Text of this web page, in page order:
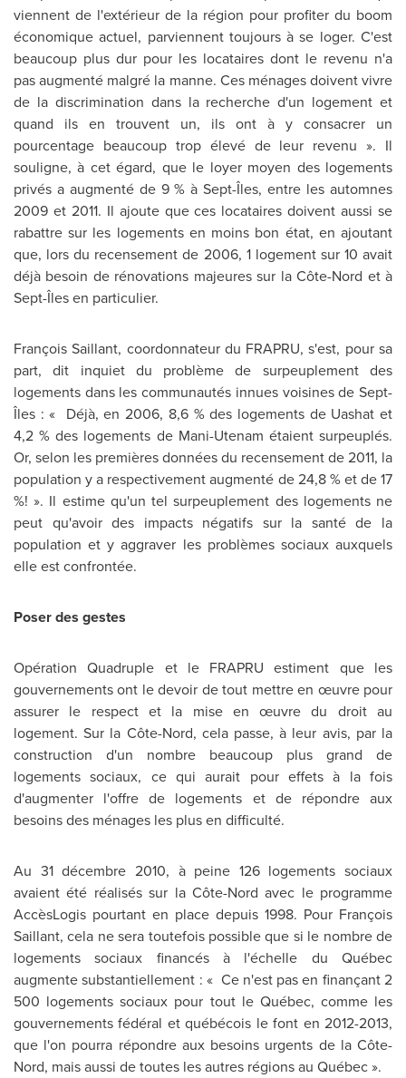
viennent de l'extérieur de la région pour profiter du boom
économique actuel, parviennent toujours à se loger. C'est
beaucoup plus dur pour les locataires dont le revenu n'a
pas augmenté malgré la manne. Ces ménages doivent vivre
de la discrimination dans la recherche d'un logement et
quand ils en trouvent un, ils ont à y consacrer un
pourcentage beaucoup trop élevé de leur revenu ». Il
souligne, à cet égard, que le loyer moyen des logements
privés a augmenté de 9 % à Sept-Îles, entre les automnes
2009 et2011. Il ajoute que ces locataires doivent aussi se
rabattre sur les logements en moins bon état, en ajoutant
que, lors du recensement de 2006, 1 logement sur 10 avait
déjà besoin de rénovations majeures sur la Côte-Nord et à
Sept-Îles en particulier.
François Saillant, coordonnateur du FRAPRU, s'est, pour sa
part, dit inquiet du problème de surpeuplement des
logements dans les communautés innues voisines de Sept-
Îles : « Déjà, en 2006, 8,6 % des logements de Uashat et
4,2 % des logements de Mani-Utenam étaient surpeuplés.
Or, selon les premières données du recensement de 2011, la
population y a respectivement augmenté de 24,8 % et de 17
%! ». Il estime qu'un tel surpeuplement des logements ne
peut qu'avoir des impacts négatifs sur la santé de la
population et y aggraver les problèmes sociaux auxquels
elle est confrontée.
Poser des gestes
Opération Quadruple et le FRAPRU estiment que les
gouvernements ont le devoir de tout mettre en œuvre pour
assurer le respect et la mise en œuvre du droit au
logement. Sur la Côte-Nord, cela passe, à leur avis, par la
construction d'un nombre beaucoup plus grand de
logements sociaux, ce qui aurait pour effets à la fois
d'augmenter l'offre de logements et de répondre aux
besoins des ménages les plus en difficulté.
Au 31 décembre 2010, à peine 126 logements sociaux
avaient été réalisés sur la Côte-Nord avec le programme
AccèsLogis pourtant en place depuis 1998. Pour François
Saillant, cela ne sera toutefois possible que si le nombre de
logements sociaux financés à l'échelle du Québec
augmente substantiellement : « Ce n'est pas en finançant 2
500 logements sociaux pour tout le Québec, comme les
gouvernements fédéral et québécois le font en 2012-2013,
que l'on pourra répondre aux besoins urgents de la Côte-
Nord, mais aussi de toutes les autres régions au Québec ».